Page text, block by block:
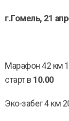
г.Гомель, 21
Марафон 42 км
старт в 10.00
Эко-забег 4 км